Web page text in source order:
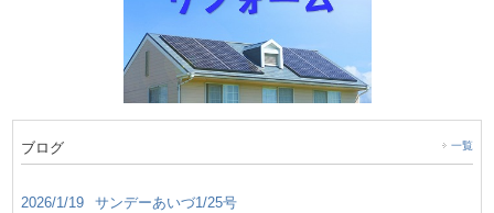
ブログ 一覧
2026/1/19 サンデーあいづ1/25号